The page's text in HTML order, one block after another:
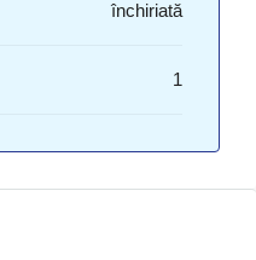
închiriată
1